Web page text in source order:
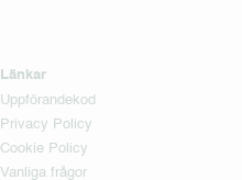
Länkar
Uppförandekod
Privacy Policy
Cookie Policy
Vanliga frågor